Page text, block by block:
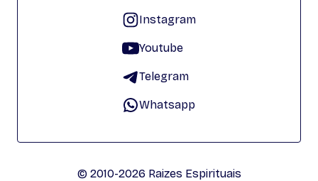
Instagram
Youtube
Telegram
Whatsapp
© 2010-2026 Raizes Espirituais